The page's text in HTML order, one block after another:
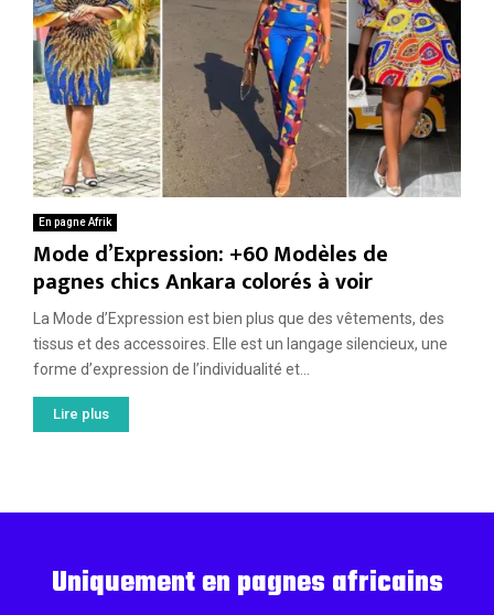
En pagne Afrik
Mode d’Expression: +60 Modèles de
pagnes chics Ankara colorés à voir
La Mode d’Expression est bien plus que des vêtements, des
tissus et des accessoires. Elle est un langage silencieux, une
forme d’expression de l’individualité et...
Lire plus
Uniquement en pagnes africains